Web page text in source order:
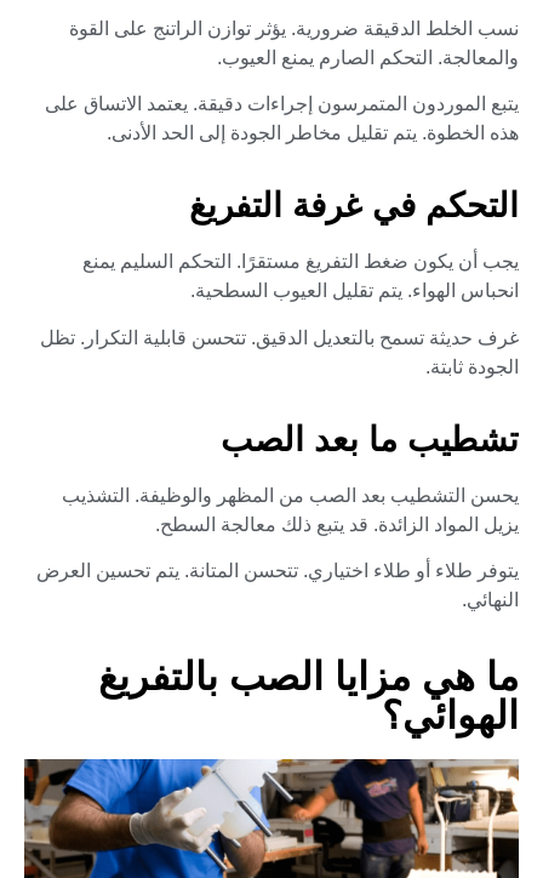
نسب الخلط الدقيقة ضرورية. يؤثر توازن الراتنج على القوة
والمعالجة. التحكم الصارم يمنع العيوب.
يتبع الموردون المتمرسون إجراءات دقيقة. يعتمد الاتساق على
هذه الخطوة. يتم تقليل مخاطر الجودة إلى الحد الأدنى.
التحكم في غرفة التفريغ
يجب أن يكون ضغط التفريغ مستقرًا. التحكم السليم يمنع
انحباس الهواء. يتم تقليل العيوب السطحية.
غرف حديثة تسمح بالتعديل الدقيق. تتحسن قابلية التكرار. تظل
الجودة ثابتة.
تشطيب ما بعد الصب
يحسن التشطيب بعد الصب من المظهر والوظيفة. التشذيب
يزيل المواد الزائدة. قد يتبع ذلك معالجة السطح.
يتوفر طلاء أو طلاء اختياري. تتحسن المتانة. يتم تحسين العرض
النهائي.
ما هي مزايا الصب بالتفريغ
الهوائي؟